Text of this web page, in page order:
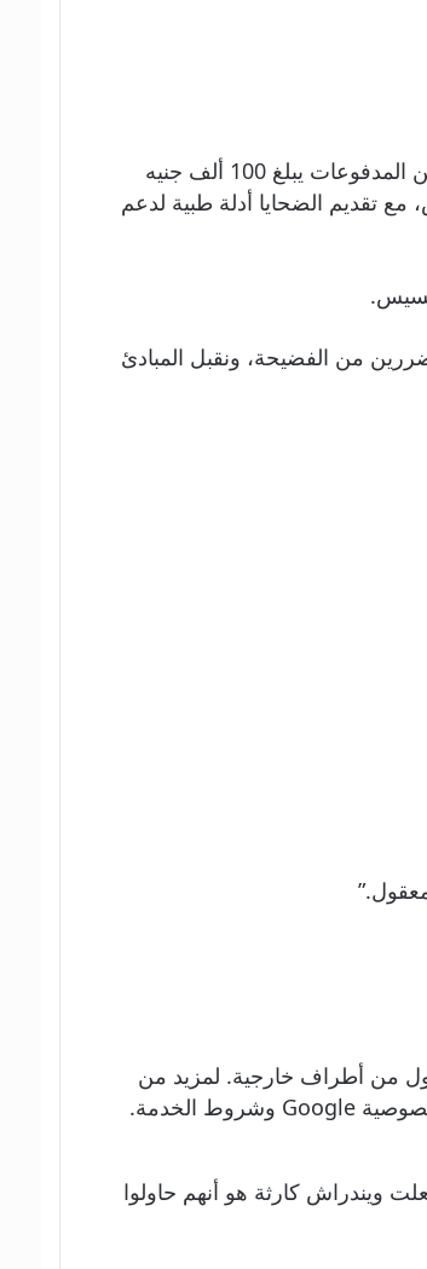
واقترح تقرير منفصل عن التعويضات، نشره السير روبرت فرانسيس في عام 2022، أن يحصل آلاف الأشخاص على حد أدنى من المدفوعات يبلغ 100 ألف جنيه
الضحايا أدلة طبية لدعم
من الفضيحة، ونقبل المبادئ
من أطراف خارجية. لمزيد من
ويندراش كارثة هو أنهم حاولوا